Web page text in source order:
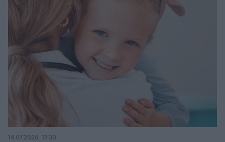
14.07.2026, 17:30